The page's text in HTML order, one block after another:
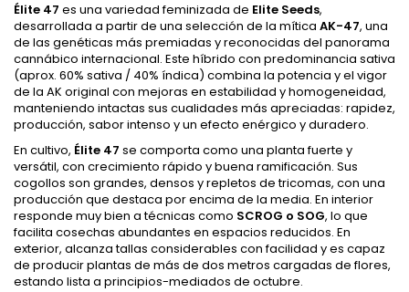
Élite 47 es una variedad feminizada de Elite Seeds,
desarrollada a partir de una selección de la mítica AK-47, una
de las genéticas más premiadas y reconocidas del panorama
cannábico internacional. Este híbrido con predominancia sativa
(aprox. 60% sativa / 40% índica) combina la potencia y el vigor
de la AK original con mejoras en estabilidad y homogeneidad,
manteniendo intactas sus cualidades más apreciadas: rapidez,
producción, sabor intenso y un efecto enérgico y duradero.
En cultivo, Élite 47 se comporta como una planta fuerte y
versátil, con crecimiento rápido y buena ramificación. Sus
cogollos son grandes, densos y repletos de tricomas, con una
producción que destaca por encima de la media. En interior
responde muy bien a técnicas como SCROG o SOG, lo que
facilita cosechas abundantes en espacios reducidos. En
exterior, alcanza tallas considerables con facilidad y es capaz
de producir plantas de más de dos metros cargadas de flores,
estando lista a principios-mediados de octubre.